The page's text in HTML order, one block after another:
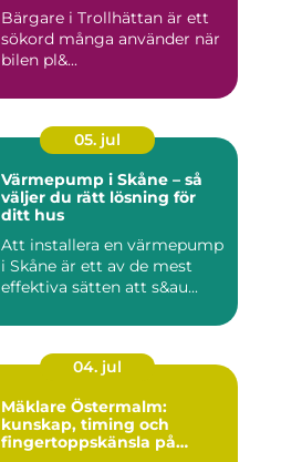
Bärgare i Trollhättan är ett
sökord många använder när
bilen pl&...
05. jul
Värmepump i Skåne – så
väljer du rätt lösning för
ditt hus
Att installera en värmepump
i Skåne är ett av de mest
effektiva sätten att s&au...
04. jul
Mäklare Östermalm:
kunskap, timing och
fingertoppskänsla på